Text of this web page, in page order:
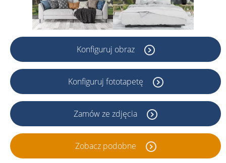
Konfiguruj obraz
Konfiguruj fototapetę
Zamów ze zdjęcia
Zobacz podobne